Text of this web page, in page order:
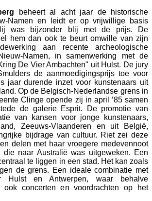
beheert al acht jaar de historische
Namen en leidt er op vrijwillige basis
was bijzonder blij met de prijs. De
hem dan ook te beurt omwille van zijn
aan recente archeologische
Namen, in samenwerking met de
De Vier Ambachten" uit Hulst. De jury
de aanmoedigingsprijs toe voor
jaar durende inzet voor kunstenaars uit
Op de Belgisch-Nederlandse grens in
Clinge opende zij in april ’85 samen
de galerie Esprit. De promotie van
van kansen voor jonge kunstenaars,
Zeeuws-Vlaanderen en uit België,
bijdrage van cultuur. Riet zei deze
delen met haar vroegere medevennoot
die naar Australië was uitgeweken. Een
te liggen in een stad. Het kan zoals
de grens. Een ideale combinatie met
Hulst en Antwerpen, waar behalve
ook concerten en voordrachten op het